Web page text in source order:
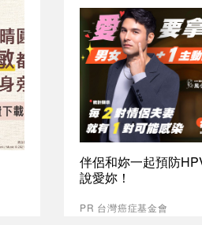
伴侶和妳一起預防
說愛妳！
PR 台灣癌症基金會